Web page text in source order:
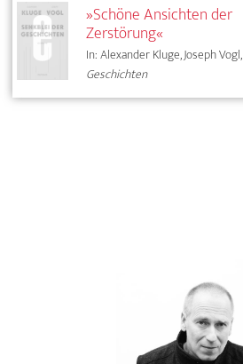
»Schöne Ansichten der
Zerstörung«
In: Alexander Kluge, Joseph Vogl,
Geschichten